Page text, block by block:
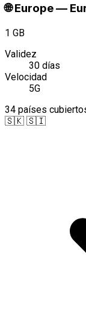
🌐 Europe—
1 GB
Validez
30 días
Velocidad
5G
34 países
🇸🇰 🇸🇮